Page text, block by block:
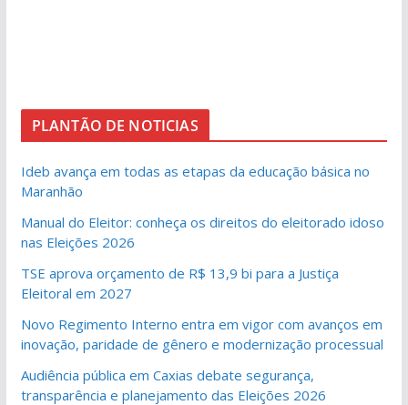
PLANTÃO DE NOTICIAS
Ideb avança em todas as etapas da educação básica no
Maranhão
Manual do Eleitor: conheça os direitos do eleitorado idoso
nas Eleições 2026
TSE aprova orçamento de R$ 13,9 bi para a Justiça
Eleitoral em 2027
Novo Regimento Interno entra em vigor com avanços em
inovação, paridade de gênero e modernização processual
Audiência pública em Caxias debate segurança,
transparência e planejamento das Eleições 2026